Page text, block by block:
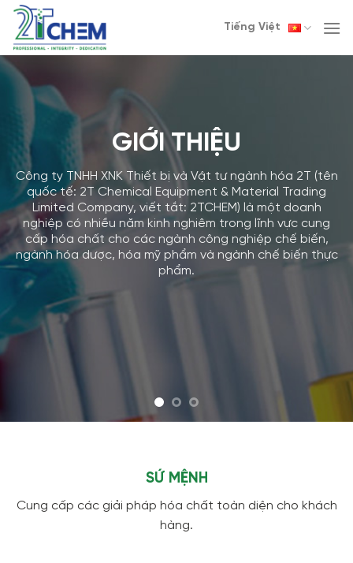
Skip
content
Tiếng Việt
GIỚI THIỆU
Công ty TNHH XNK Thiết bị và Vật tư ngành hóa 2T (tên
quốc tế: 2T Chemical Equipment & Material Trading
Limited Company, viết tắt: 2TCHEM) là một doanh
nghiệp có nhiều năm kinh nghiêm trong lĩnh vực cung
cấp hóa chất cho các ngành công nghiệp chế biến,
ngành hóa dược, hóa mỹ phẩm và ngành chế biến thực
phẩm.
SỨ MỆNH
Cung cấp các giải pháp hóa chất toàn diện cho khách
hàng.